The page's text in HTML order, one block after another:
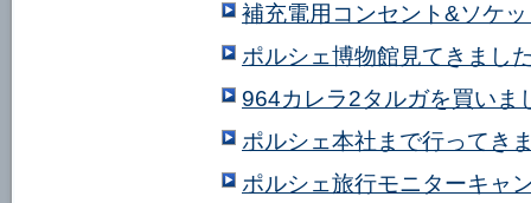
補充電用コンセント&ソケ
ポルシェ博物館見てきまし
964カレラ2タルガを買いま
ポルシェ本社まで行ってき
ポルシェ旅行モニターキャ